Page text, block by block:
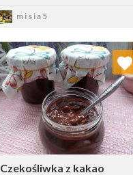
misia5
Czekośliwka z kakao
Dodaj do ulubionych
Wybierz listę: